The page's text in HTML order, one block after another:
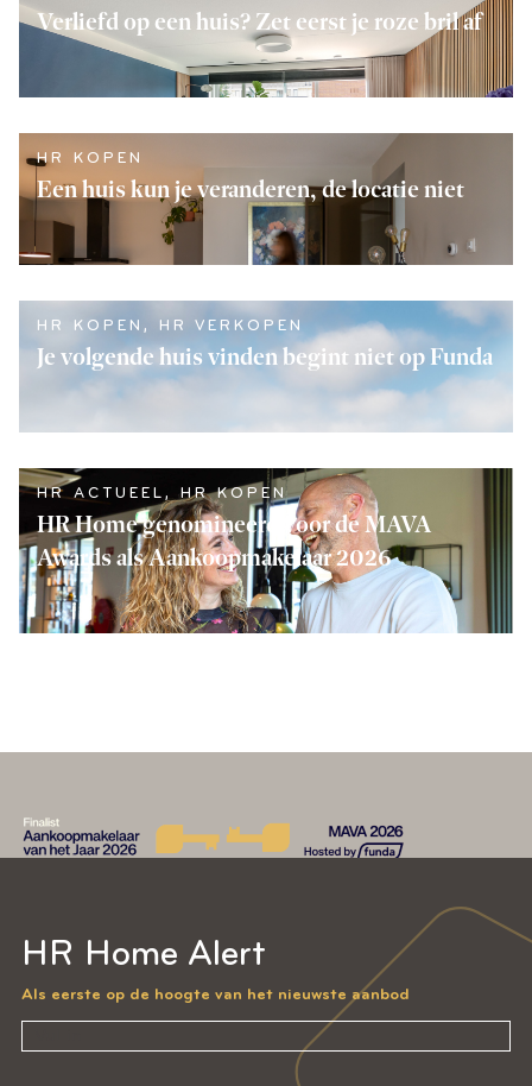
Verliefd op een huis? Zet eerst je roze bril af
HR KOPEN
Een huis kun je veranderen, de locatie niet
HR KOPEN , HR VERKOPEN
Je volgende huis vinden begint niet op Funda
HR ACTUEEL ,HR KOPEN
HR Home genomineerd voor de MAVA
Awards als Aankoopmakelaar 2026
HR Home Alert
Als eerste op de hoogte van het nieuwste aanbod